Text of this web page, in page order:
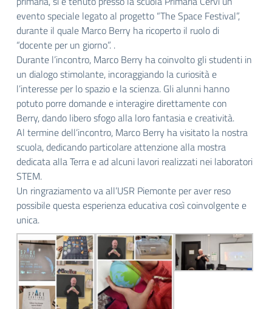
evento speciale legato al progetto “The Space Festival”,
durante il quale Marco Berry ha ricoperto il ruolo di
“docente per un giorno”. .
Durante l’incontro, Marco Berry ha coinvolto gli studenti in
un dialogo stimolante, incoraggiando la curiosità e
l’interesse per lo spazio e la scienza. Gli alunni hanno
potuto porre domande e interagire direttamente con
Berry, dando libero sfogo alla loro fantasia e creatività.
Al termine dell’incontro, Marco Berry ha visitato la nostra
scuola, dedicando particolare attenzione alla mostra
dedicata alla Terra e ad alcuni lavori realizzati nei laboratori
STEM.
Un ringraziamento va all’USR Piemonte per aver reso
possibile questa esperienza educativa così coinvolgente e
unica.